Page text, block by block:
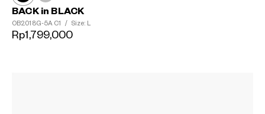
BACK in BLACK
OB2018G-5A C1 / Size: L
Rp1,799,000